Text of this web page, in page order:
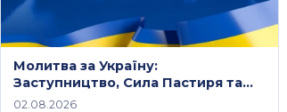
Молитва за Україну:
Заступництво, Сила Пастиря та
Небесний Мир Христа /
02.08.2026